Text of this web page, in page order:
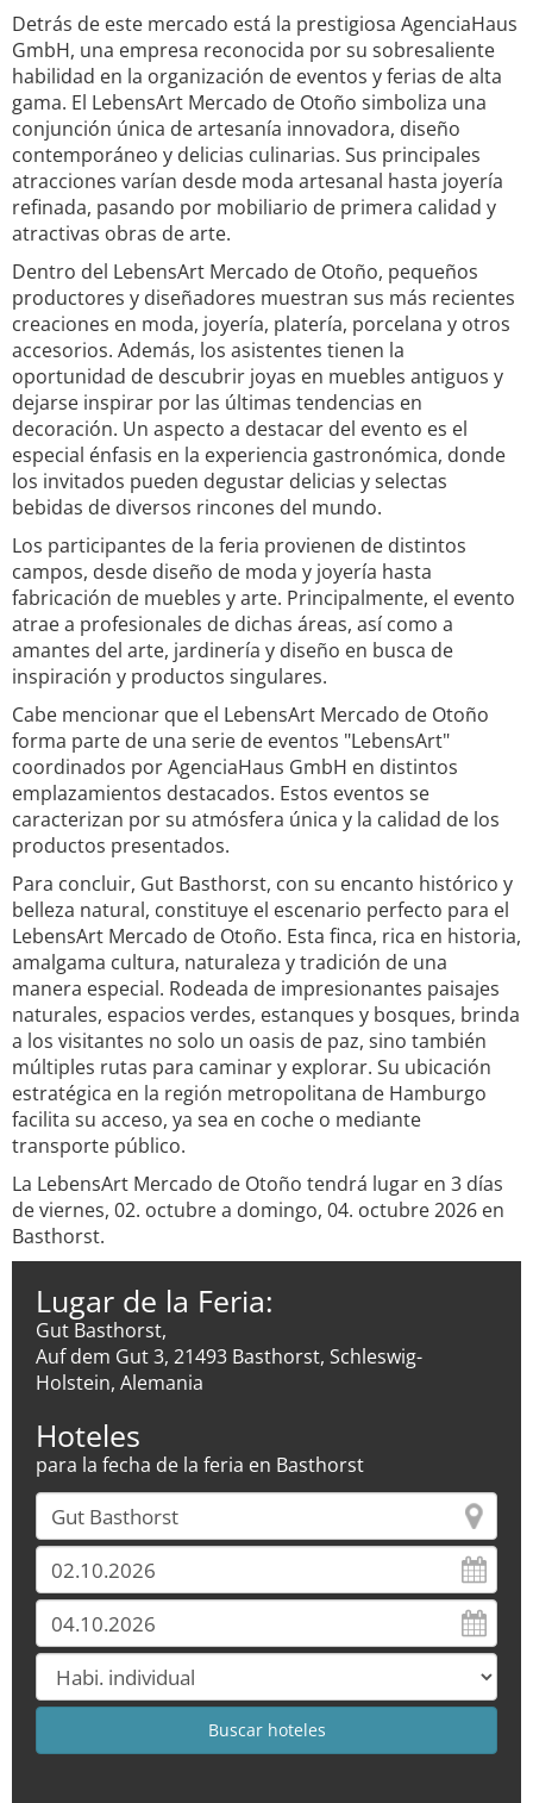
Detrás de este mercado está la prestigiosa AgenciaHaus
GmbH, una empresa reconocida por su sobresaliente
habilidad en la organización de eventos y ferias de alta
gama. El LebensArt Mercado de Otoño simboliza una
conjunción única de artesanía innovadora, diseño
contemporáneo y delicias culinarias. Sus principales
atracciones varían desde moda artesanal hasta joyería
refinada, pasando por mobiliario de primera calidad y
atractivas obras de arte.
Dentro del LebensArt Mercado de Otoño, pequeños
productores y diseñadores muestran sus más recientes
creaciones en moda, joyería, platería, porcelana y otros
accesorios. Además, los asistentes tienen la
oportunidad de descubrir joyas en muebles antiguos y
dejarse inspirar por las últimas tendencias en
decoración. Un aspecto a destacar del evento es el
especial énfasis en la experiencia gastronómica, donde
los invitados pueden degustar delicias y selectas
bebidas de diversos rincones del mundo.
Los participantes de la feria provienen de distintos
campos, desde diseño de moda y joyería hasta
fabricación de muebles y arte. Principalmente, el evento
atrae a profesionales de dichas áreas, así como a
amantes del arte, jardinería y diseño en busca de
inspiración y productos singulares.
Cabe mencionar que el LebensArt Mercado de Otoño
forma parte de una serie de eventos "LebensArt"
coordinados por AgenciaHaus GmbH en distintos
emplazamientos destacados. Estos eventos se
caracterizan por su atmósfera única y la calidad de los
productos presentados.
Para concluir, Gut Basthorst, con su encanto histórico y
belleza natural, constituye el escenario perfecto para el
LebensArt Mercado de Otoño. Esta finca, rica en historia,
amalgama cultura, naturaleza y tradición de una
manera especial. Rodeada de impresionantes paisajes
naturales, espacios verdes, estanques y bosques, brinda
a los visitantes no solo un oasis de paz, sino también
múltiples rutas para caminar y explorar. Su ubicación
estratégica en la región metropolitana de Hamburgo
facilita su acceso, ya sea en coche o mediante
transporte público.
La LebensArt Mercado de Otoño tendrá lugar en 3 días
de viernes, 02. octubre a domingo, 04. octubre 2026 en
Basthorst.
Lugar de la Feria:
Gut Basthorst,
Auf dem Gut 3, 21493 Basthorst, Schleswig-
Holstein, Alemania
Hoteles
para la fecha de la feria en Basthorst